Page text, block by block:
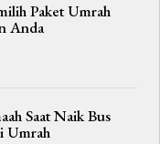
Paket Umrah
Anda
Saat Naik Bus
Umrah